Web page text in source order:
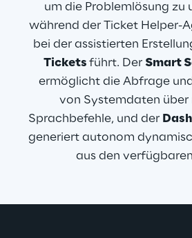
um die Problemlösung zu
während der Ticket Helper-
bei der assistierten
Tickets führt. Der Smart
ermöglicht die Abfrage
von Systemdaten über
Sprachbefehle, und der
generiert autonom
aus den